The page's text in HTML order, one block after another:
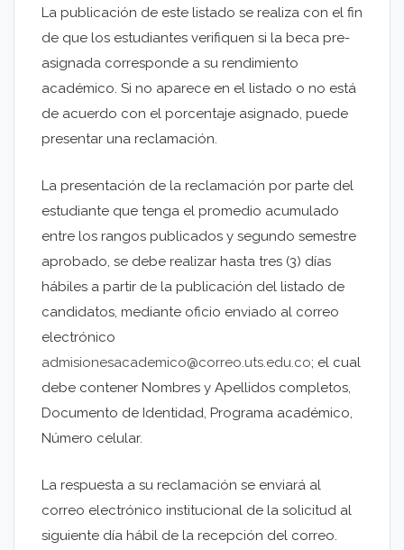
La publicación de este listado se realiza con el fin
de que los estudiantes verifiquen si la beca pre-
asignada corresponde a su rendimiento
académico. Si no aparece en el listado o no está
de acuerdo con el porcentaje asignado, puede
presentar una reclamación.
La presentación de la reclamación por parte del
estudiante que tenga el promedio acumulado
entre los rangos publicados y segundo semestre
aprobado, se debe realizar hasta tres (3) días
hábiles a partir de la publicación del listado de
candidatos, mediante oficio enviado al correo
electrónico
admisionesacademico@correo.uts.edu.co; el cual
debe contener Nombres y Apellidos completos,
Documento de Identidad, Programa académico,
Número celular.
La respuesta a su reclamación se enviará al
correo electrónico institucional de la solicitud al
siguiente día hábil de la recepción del correo.